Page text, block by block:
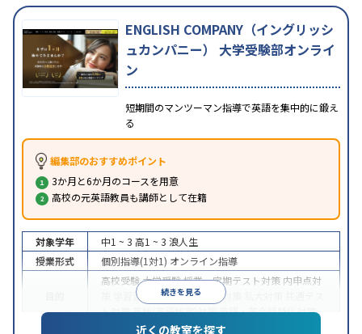
ENGLISH COMPANY（イングリッシ
ュカンパニー） 大学受験部オンライ
ン
短期間のマンツーマン指導で英語を集中的に鍛え
る
編集部のおすすめポイント
3か月と6か月のコースを用意
高校の元英語教員も講師として在籍
続きを見る
対象学年 中1 ~ 3 高1 ~ 3 浪人生
授業形式
個別指導(1対1) オンライン指導
高校受験大学受験授業・定期テスト対策 内申点対
学習習慣の定着国公立大対策
ト対策英検(英語検定)対策英語・英会話特化対策
中高一貫校生に対応授業の振替可能
近くの教室を探す